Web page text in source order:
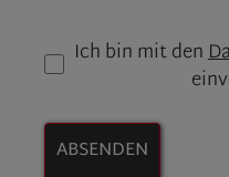
Ich bin mit den
ABSENDEN